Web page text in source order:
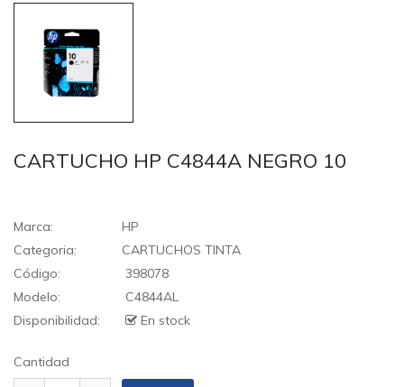
CARTUCHO HP C4844A NEGRO 10
Marca:
HP
Categoria:
CARTUCHOS TINTA
Código:
398078
Modelo:
C4844AL
Disponibilidad:
En stock
Cantidad